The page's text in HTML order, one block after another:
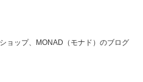
ョップ、MONAD（モナド）のブログ